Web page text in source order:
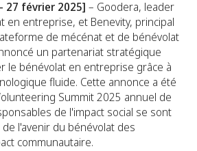
27 février 2025] – Goodera, leader
en entreprise, et Benevity, principal
de mécénat et de bénévolat
un partenariat stratégique
le bénévolat en entreprise grâce à
fluide. Cette annonce a été
Summit 2025 annuel de
de l'impact social se sont
l'avenir du bénévolat des
communautaire.